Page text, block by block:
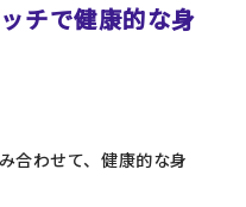
チで健康的な身
合わせて、健康的な身